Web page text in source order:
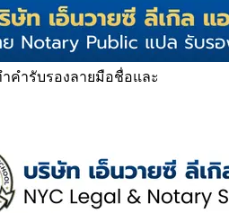
คำรับรองลายมือชื่อและ